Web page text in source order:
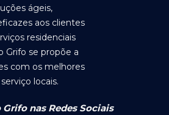
ágeis,
aos clientes
residenciais
Grifo se propõe a
com os melhores
locais.
nas Redes Sociais